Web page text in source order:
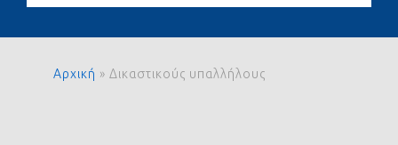
Αρχική » Δικαστικούς υπαλλήλους